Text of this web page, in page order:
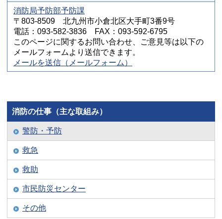
消防局予防部予防課
〒803-8509 北九州市小倉北区大手町3番9号
電話：093-582-3836 FAX：093-592-6795
このページに関するお問い合わせ、ご意見等は以下の
メールフォームより送信できます。
メールを送信（メールフォーム）
消防の仕事（主な取組み）
警防・予防
救急
救助
市民防災センター
その他